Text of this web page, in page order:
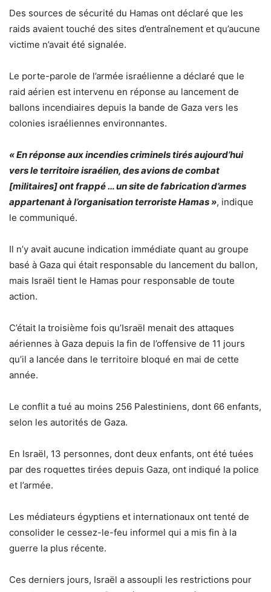
Des sources de sécurité du Hamas ont déclaré que les
raids avaient touché des sites d’entraînement et qu’aucune
victime n’avait été signalée.
Le porte-parole de l’armée israélienne a déclaré que le
raid aérien est intervenu en réponse au lancement de
ballons incendiaires depuis la bande de Gaza vers les
colonies israéliennes environnantes.
« En réponse aux incendies criminels tirés aujourd’hui
vers le territoire israélien, des avions de combat
[militaires] ont frappé … un site de fabrication d’armes
appartenant à l’organisation terroriste Hamas », indique
le communiqué.
Il n’y avait aucune indication immédiate quant au groupe
basé à Gaza qui était responsable du lancement du ballon,
mais Israël tient le Hamas pour responsable de toute
action.
C’était la troisième fois qu’Israël menait des attaques
aériennes à Gaza depuis la fin de l’offensive de 11 jours
qu’il a lancée dans le territoire bloqué en mai de cette
année.
Le conflit a tué au moins 256 Palestiniens, dont 66 enfants,
selon les autorités de Gaza.
En Israël, 13 personnes, dont deux enfants, ont été tuées
par des roquettes tirées depuis Gaza, ont indiqué la police
et l’armée.
Les médiateurs égyptiens et internationaux ont tenté de
consolider le cessez-le-feu informel qui a mis fin à la
guerre la plus récente.
Ces derniers jours, Israël a assoupli les restrictions pour